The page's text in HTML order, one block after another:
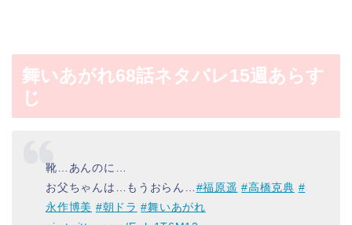
舞いあがれ68話ネタバレ15週あらす
じ
靴…あんのに…
お父ちゃんは…もうおらん… #福原遥 #高橋克典 #
永作博美 #朝ドラ #舞いあがれ